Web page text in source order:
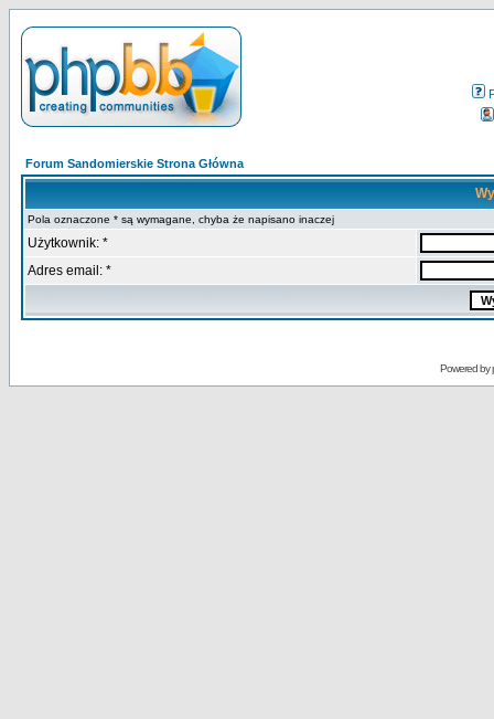
Forum Sandomierskie Strona Główna
Pola oznaczone * są wymagane, chyba że napisano inaczej
Użytkownik: *
Adres email: *
Powered by